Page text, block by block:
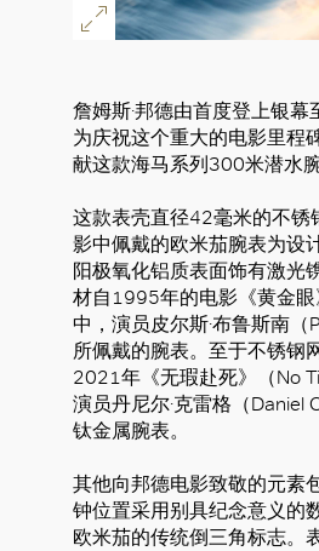
詹姆斯·邦德由首度登上银幕
为庆祝这个重大的电影里程
献这款海马系列300米潜水腕
这款表壳直径42毫米的不锈
影中佩戴的欧米茄腕表为设
阳极氧化铝质表面饰有激光
材自1995年的电影《黄金眼
中，演员皮尔斯·布鲁斯南（
所佩戴的腕表。至于不锈钢
2021年《无瑕赴死》（No
演员丹尼尔·克雷格（Daniel
钛金属腕表。
其他向邦德电影致敬的元素
钟位置采用别具纪念意义的
欧米茄的传统倒三角标志。